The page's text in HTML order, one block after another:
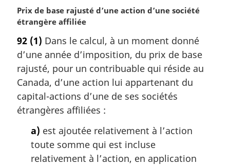
N
o
e
m
a
r
i
n
Prix de base rajusté d’une action d’une société
étrangère affiliée
92 (1) Dans le calcul, à un moment donné
d’une année d’imposition, du prix de base
rajusté, pour un contribuable qui réside au
Canada, d’une action lui appartenant du
capital-actions d’une de ses sociétés
étrangères affiliées :
a) est ajoutée relativement à l’action
toute somme qui est incluse
relativement à l’action, en application